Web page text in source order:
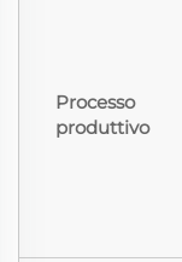
Processo
produttivo